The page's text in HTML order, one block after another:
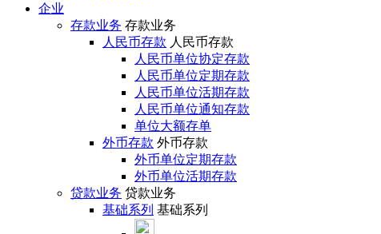
企业
存款业务 存款业务
人民币存款 人民币存款
人民币单位协定存款
人民币单位定期存款
人民币单位活期存款
人民币单位通知存款
单位大额存单
外币存款 外币存款
外币单位定期存款
外币单位活期存款
贷款业务 贷款业务
基础系列 基础系列